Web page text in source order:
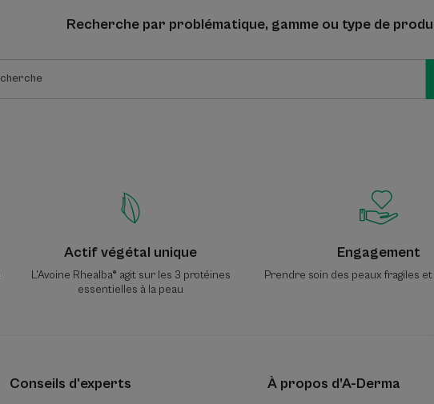
Recherche par problématique, gamme ou type de
Actif végétal unique
L’Avoine Rhealba® agit sur les 3 protéines
essentielles à la peau
Engagement
Prendre soin des peaux fragiles
Conseils d'experts À propos d’A-Derma